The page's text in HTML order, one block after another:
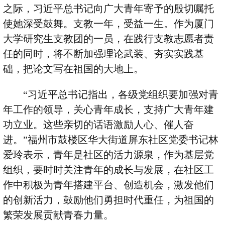
之际，习近平总书记向广大青年寄予的殷切嘱托
使她深受鼓舞。支教一年，受益一生。作为厦门
大学研究生支教团的一员，在践行支教志愿者责
任的同时，将不断加强理论武装、夯实实践基
础，把论文写在祖国的大地上。
“习近平总书记指出，各级党组织要加强对青
年工作的领导，关心青年成长，支持广大青年建
功立业。这些亲切的话语激励人心、催人奋
进。 ”福州市鼓楼区华大街道屏东社区党委书记林
爱玲表示，青年是社区的活力源泉，作为基层党
组织，要时时关注青年的成长与发展，在社区工
作中积极为青年搭建平台、创造机会，激发他们
的创新活力，鼓励他们勇担时代重任，为祖国的
繁荣发展贡献青春力量。